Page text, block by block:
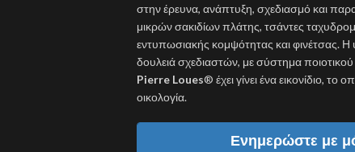
στην έρευνα, ανάπτυξη, σχεδιασμό και
μικρών σακιδίων πλάτης, τσάντες
εντυπωσιακής κομψότητας και φινέτσας.
δουλειά σχεδιαστών, με σύστημα
Pierre Loues® έχει γίνει ένα εικονίδιο,
οικολογία.
Ενημερώστε με